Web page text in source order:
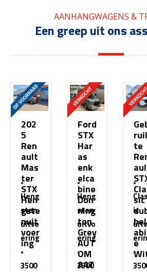
AANHANGWAGENS &
Een greep uit ons
202
5
Ren
ault
Mas
ter
STX
Hen
gste
nuit
voer
ing
Heng
sten
uitvo
ering
3500
Ford
STX
Har
as
enk
elca
bine
Don
ning
ton
Grey
AUT
OM
AAT
Heng
sten
uitvo
ering
3500
te
sic
e
ic